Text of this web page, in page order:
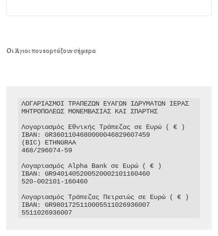
Οι Άγιοι που εορτάζουν σήμερα
ΛΟΓΑΡΙΑΣΜΟΙ ΤΡΑΠΕΖΩΝ ΕΥΑΓΩΝ ΙΔΡΥΜΑΤΩΝ ΙΕΡΑΣ
ΜΗΤΡΟΠΟΛΕΩΣ ΜΟΝΕΜΒΑΣΙΑΣ ΚΑΙ ΣΠΑΡΤΗΣ
Λογαριασμός Εθνικής Τράπεζας σε Ευρώ ( € )
IBAN: GR3601104680000046829607459
(BIC) ETHNGRAA
468/296074-59
Λογαριασμός Alpha Bank σε Ευρώ ( € )
IBAN: GR9401405200520002101160460
520-002101-160460
Λογαριασμός Τράπεζας Πειραιώς σε Ευρώ ( € )
IBAN: GR9801725110005511026936007
5511026936007